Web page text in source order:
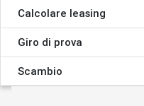
Calcolare leasing
Giro di prova
Scambio